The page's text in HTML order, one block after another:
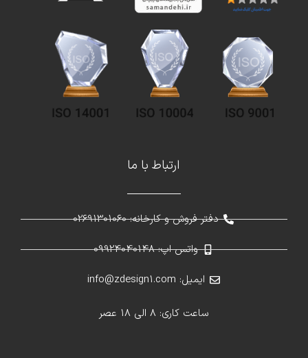
ارتباط با ما
دفتر فروش و کارخانه: 02691301060
واتس اپ: 09924040148
ایمیل: info@zdesign1.com
ساعت کاری: 8 الی 18 عصر